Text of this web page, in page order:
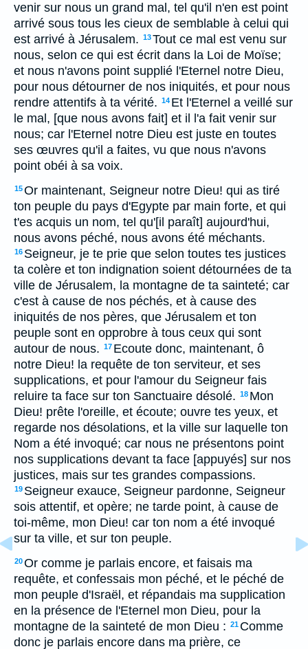
venir sur nous un grand mal, tel qu'il n'en est point
arrivé sous tous les cieux de semblable à celui qui
est arrivé à Jérusalem. 13Tout ce mal est venu sur
nous, selon ce qui est écrit dans la Loi de Moïse;
et nous n'avons point supplié l'Eternel notre Dieu,
pour nous détourner de nos iniquités, et pour nous
rendre attentifs à ta vérité. 14 Et l'Eternel a veillé sur
le mal, [que nous avons fait] et il l'a fait venir sur
nous; car l'Eternel notre Dieu est juste en toutes
ses œuvres qu'il a faites, vu que nous n'avons
point obéi à sa voix.
15Or maintenant, Seigneur notre Dieu! qui as tiré
ton peuple du pays d'Egypte par main forte, et qui
t'es acquis un nom, tel qu'[il paraît] aujourd'hui,
nous avons péché, nous avons été méchants.
16 Seigneur, je te prie que selon toutes tes justices
ta colère et ton indignation soient détournées de ta
ville de Jérusalem, la montagne de ta sainteté; car
c'est à cause de nos péchés, et à cause des
iniquités de nos pères, que Jérusalem et ton
peuple sont en opprobre à tous ceux qui sont
autour de nous. 17 Ecoute donc, maintenant, ô
notre Dieu! la requête de ton serviteur, et ses
supplications, et pour l'amour du Seigneur fais
reluire ta face sur ton Sanctuaire désolé. 18 Mon
Dieu! prête l'oreille, et écoute; ouvre tes yeux, et
regarde nos désolations, et la ville sur laquelle ton
Nom a été invoqué; car nous ne présentons point
nos supplications devant ta face [appuyés] sur nos
justices, mais sur tes grandes compassions.
19 Seigneur exauce, Seigneur pardonne, Seigneur
sois attentif, et opère; ne tarde point, à cause de
toi-même, mon Dieu! car ton nom a été invoqué
sur ta ville, et sur ton peuple.
20Or comme je parlais encore, et faisais ma
requête, et confessais mon péché, et le péché de
mon peuple d'Israël, et répandais ma supplication
en la présence de l'Eternel mon Dieu, pour la
montagne de la sainteté de mon Dieu : 21 Comme
donc je parlais encore dans ma prière, ce